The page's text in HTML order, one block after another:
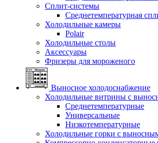
Сплит-системы
Среднетемпературная
Холодильные камеры
Polair
Холодильные столы
Аксессуары
Фризеры для мороженого
Выносное холодоснабжение
Холодильные витрины с
Среднетемпературные
Универсальные
Низкотемпературные
Холодильные горки с